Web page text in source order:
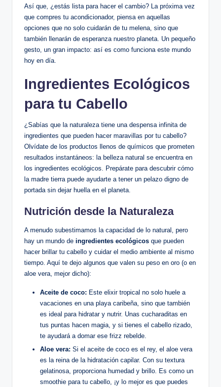
Así que, ¿estás lista para hacer el cambio? La próxima vez
que compres tu acondicionador, piensa en aquellas
opciones que no solo cuidarán de tu melena, sino que
también llenarán de esperanza nuestro planeta. Un pequeño
gesto, un gran impacto: así es como funciona este mundo
hoy en día.
Ingredientes Ecológicos
para tu Cabello
¿Sabías que la naturaleza tiene una despensa infinita de
ingredientes que pueden hacer maravillas por tu cabello?
Olvídate de los productos llenos de químicos que prometen
resultados instantáneos: la belleza natural se encuentra en
los ingredientes ecológicos. Prepárate para descubrir cómo
la madre tierra puede ayudarte a tener un pelazo digno de
portada sin dejar huella en el planeta.
Nutrición desde la Naturaleza
A menudo subestimamos la capacidad de lo natural, pero
hay un mundo de ingredientes ecológicos que pueden
hacer brillar tu cabello y cuidar el medio ambiente al mismo
tiempo. Aquí te dejo algunos que valen su peso en oro (o en
aloe vera, mejor dicho):
Aceite de coco: Este elixir tropical no solo huele a
vacaciones en una playa caribeña, sino que también
es ideal para hidratar y nutrir. Unas cucharaditas en
tus puntas hacen magia, y si tienes el cabello rizado,
te ayudará a domar ese frizz rebelde.
Aloe vera: Si el aceite de coco es el rey, el aloe vera
es la reina de la hidratación capilar. Con su textura
gelatinosa, proporciona humedad y brillo. Es como un
smoothie para tu cabello, ¡y lo mejor es que puedes